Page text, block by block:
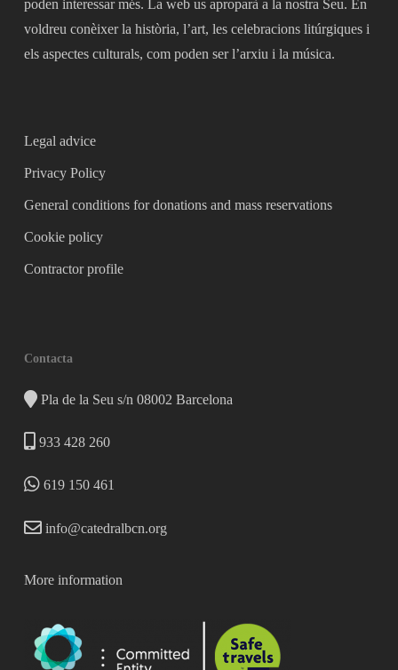
poden interessar més. La web us aproparà a la nostra Seu. En
voldreu conèixer la història, l’art, les celebracions litúrgiques i
els aspectes culturals, com poden ser l’arxiu i la música.
Legal advice
Privacy Policy
General conditions for donations and mass reservations
Cookie policy
Contractor profile
Contacta
Pla de la Seu s/n 08002 Barcelona
933 428 260
619 150 461
info@catedralbcn.org
More information